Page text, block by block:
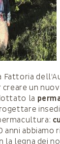
un
la
anni
la legna dei